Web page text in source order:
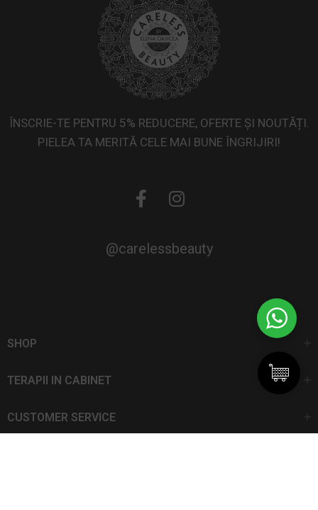
ÎNSCRIE-TE PENTRU 5% REDUCERE, OFERTE ȘI NOUTĂȚI.
PIELEA TA MERITĂ CELE MAI BUNE ÎNGRIJIRI!
@carelessbeauty
SHOP
TERAPII IN CABINET
CUSTOMER SERVICE